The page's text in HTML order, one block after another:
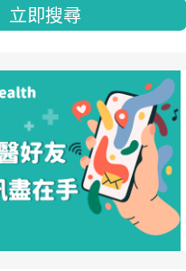
立即搜尋